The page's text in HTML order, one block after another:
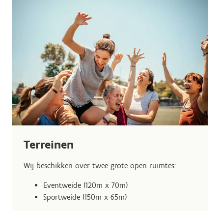
Terreinen
Wij beschikken over twee grote open ruimtes:
Eventweide (120m x 70m)
Sportweide (150m x 65m)